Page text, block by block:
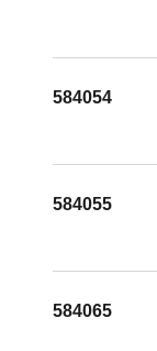
584054
584055
584065